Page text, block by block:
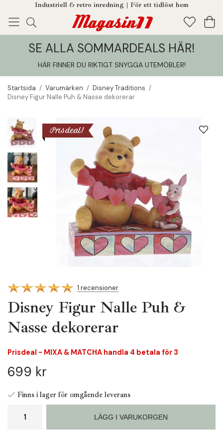
Industriell & retro inredning | För ett tidlöst hem
Enjoy! Tillagt i din varukorg
SE ALLA SOMMARDEALS HÄR!
HÄR FINNER DU RIKTIGT SNYGGA UTEMÖBLER!
Startsida / Varumärken / Disney Traditions /
Disney Figur Nalle Puh & Nasse dekorerar
Prisdeal!
1 recensioner
Disney Figur Nalle Puh &
Nasse dekorerar
Prisdeal - MIXA & MATCHA handla 4 betala för 3
699 kr
Finns i lager för omgående leverans
LÄGG I VARUKORGEN